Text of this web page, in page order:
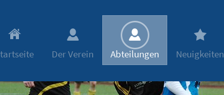
Der Verein Abteilungen Neuigkeiten